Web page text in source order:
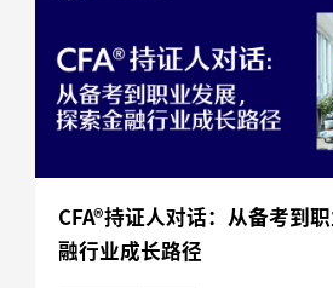
CFA®持证人对话：从备考到
融行业成长路径